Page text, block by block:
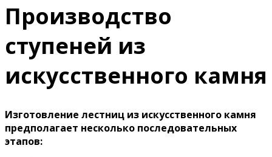
Производство
ступеней из
искусственного камня
Изготовление лестниц из искусственного камня
предполагает несколько последовательных
этапов: